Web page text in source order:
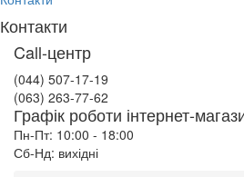
Контакти
Call-центр
(044) 507-17-19
(063) 263-77-62
Графік роботи інтернет-
Пн-Пт: 10:00 - 18:00
Сб-Нд: вихідні